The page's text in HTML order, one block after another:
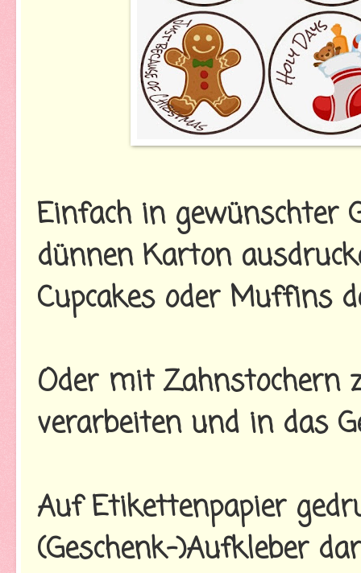
Einfach in gewünschter
dünnen Karton
Cupcakes oder Muffins
Oder mit Zahnstochern
verarbeiten und in das
Auf Etikettenpapier
(Geschenk-)Aufkleber